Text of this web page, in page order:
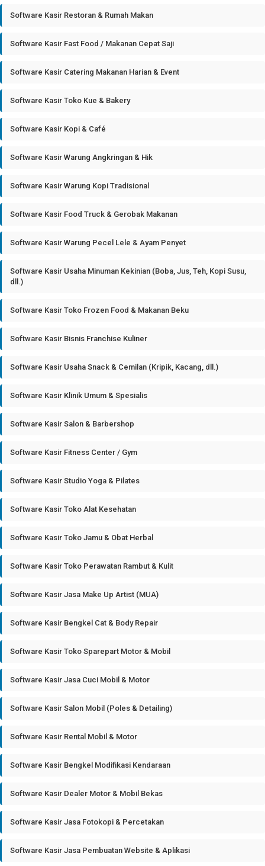
Software Kasir Restoran & Rumah Makan
Software Kasir Fast Food / Makanan Cepat Saji
Software Kasir Catering Makanan Harian & Event
Software Kasir Toko Kue & Bakery
Software Kasir Kopi & Café
Software Kasir Warung Angkringan & Hik
Software Kasir Warung Kopi Tradisional
Software Kasir Food Truck & Gerobak Makanan
Software Kasir Warung Pecel Lele & Ayam Penyet
Software Kasir Usaha Minuman Kekinian (Boba, Jus, Teh, Kopi Susu,
dll.)
Software Kasir Toko Frozen Food & Makanan Beku
Software Kasir Bisnis Franchise Kuliner
Software Kasir Usaha Snack & Cemilan (Kripik, Kacang, dll.)
Software Kasir Klinik Umum & Spesialis
Software Kasir Salon & Barbershop
Software Kasir Fitness Center / Gym
Software Kasir Studio Yoga & Pilates
Software Kasir Toko Alat Kesehatan
Software Kasir Toko Jamu & Obat Herbal
Software Kasir Toko Perawatan Rambut & Kulit
Software Kasir Jasa Make Up Artist (MUA)
Software Kasir Bengkel Cat & Body Repair
Software Kasir Toko Sparepart Motor & Mobil
Software Kasir Jasa Cuci Mobil & Motor
Software Kasir Salon Mobil (Poles & Detailing)
Software Kasir Rental Mobil & Motor
Software Kasir Bengkel Modifikasi Kendaraan
Software Kasir Dealer Motor & Mobil Bekas
Software Kasir Jasa Fotokopi & Percetakan
Software Kasir Jasa Pembuatan Website & Aplikasi